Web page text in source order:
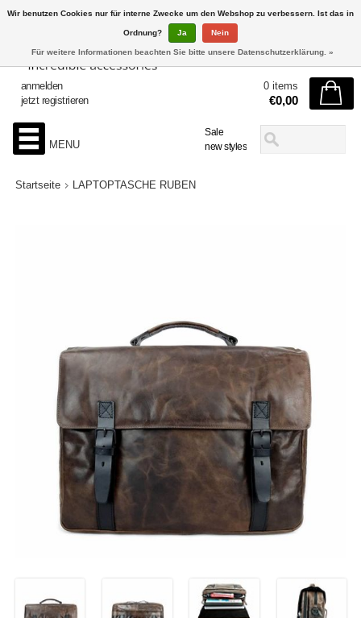
Sale
new styles
anmelden
jetzt registrieren
0 items
€0,00
MENU
Startseite LAPTOPTASCHE RUBEN
Wir benutzen Cookies nur für interne Zwecke um den Webshop zu verbessern. Ist das in
Ordnung? Ja Nein
Für weitere Informationen beachten Sie bitte unsere Datenschutzerklärung. »